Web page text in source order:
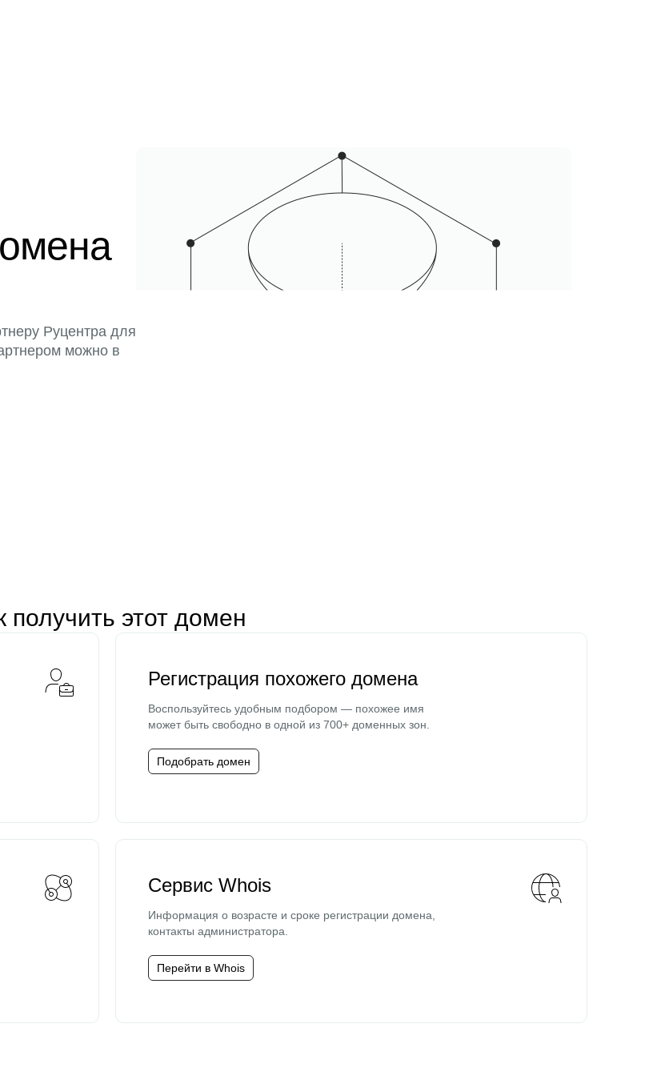
Руцентра для
можно в
получить этот домен
Регистрация похожего домена
Воспользуйтесь удобным подбором — похожее имя
может быть свободно в одной из 700+ доменных зон.
Подобрать домен
Сервис Whois
Информация о возрасте и сроке регистрации домена,
контакты администратора.
Перейти в Whois